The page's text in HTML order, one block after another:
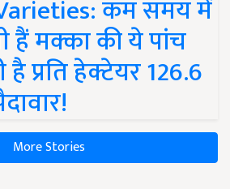
कम समय में
हैं मक्का की ये पांच
प्रति हेक्टेयर 126.6
More Stories